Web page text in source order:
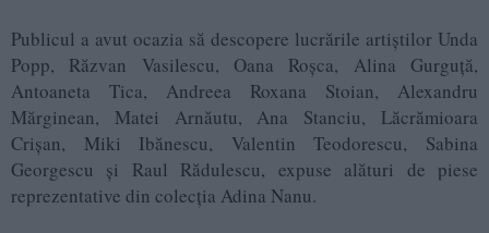
Publicul a avut ocazia să descopere lucrările artiștilor Unda
Popp, Răzvan Vasilescu, Oana Roșca, Alina Gurguță,
Antoaneta Tica, Andreea Roxana Stoian, Alexandru
Mărginean, Matei Arnăutu, Ana Stanciu, Lăcrămioara
Crișan, Miki Ibănescu, Valentin Teodorescu, Sabina
Georgescu și Raul Rădulescu, expuse alături de piese
reprezentative din colecția Adina Nanu.